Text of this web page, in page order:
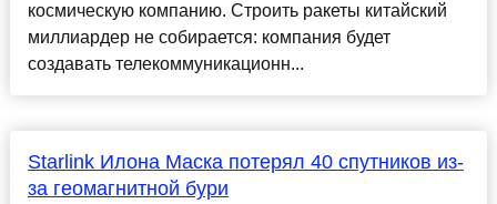
космическую компанию. Строить ракеты китайский
миллиардер не собирается: компания будет
создавать телекоммуникационн...
Starlink Илона Маска потерял 40 спутников из-
за геомагнитной бури